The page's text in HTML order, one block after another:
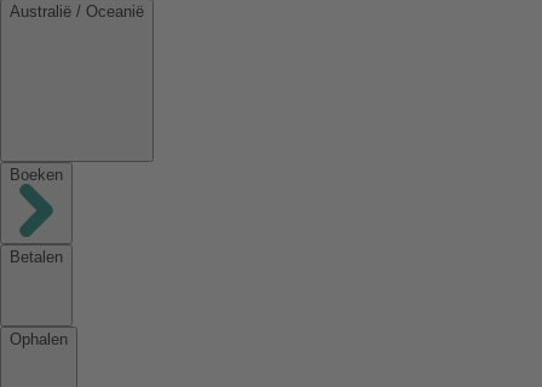
Australië / Oceanië
Boeken
Betalen
Ophalen